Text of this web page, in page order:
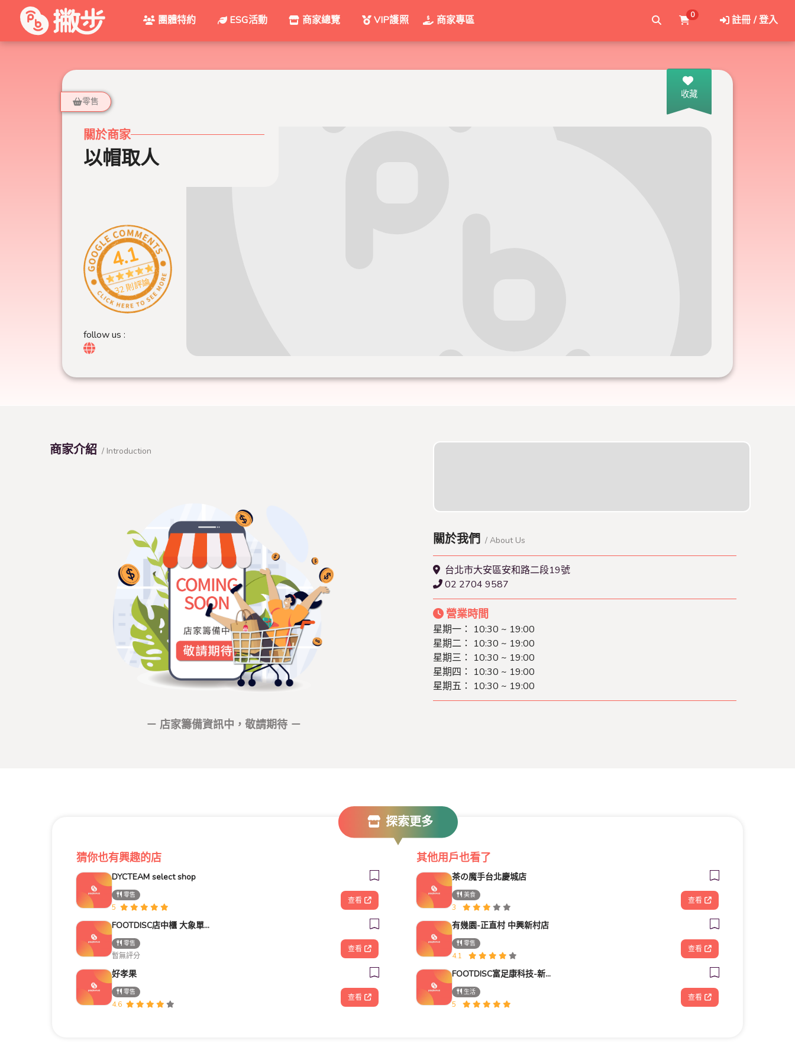
團體特約 ESG活動 商家總覽 VIP護照 商家專區 0 註冊 / 登入
收藏
零售
關於商家
以帽取人
4.1
32 則評論
follow us :
商家介紹 / Introduction
－ 店家籌備資訊中，敬請期待 －
關於我們 / About Us
台北市大安區安和路二段19號
02 2704 9587
營業時間
星期一： 10:30 ~ 19:00
星期二： 10:30 ~ 19:00
星期三： 10:30 ~ 19:00
星期四： 10:30 ~ 19:00
星期五： 10:30 ~ 19:00
探索更多
猜你也有興趣的店
DYCTEAM select shop
零售
5
查看
FOOTDISC店中櫃 大象單車
零售
暫無評分
查看
好孝果
零售
4.6
查看
其他用戶也看了
茶の魔手台北慶城店
美食
3
查看
有幾園-正直村 中興新村店
零售
4.1
查看
FOOTDISC富足康科技-新光三越-桃園站前店
生活
5
查看